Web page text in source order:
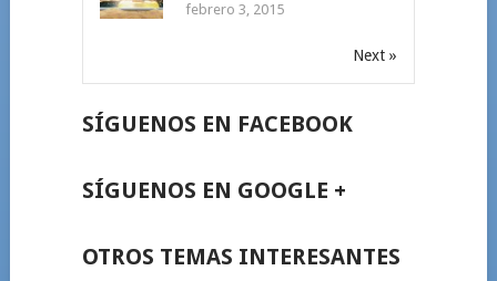
febrero 3, 2015
Next »
SÍGUENOS EN FACEBOOK
SÍGUENOS EN GOOGLE +
OTROS TEMAS INTERESANTES